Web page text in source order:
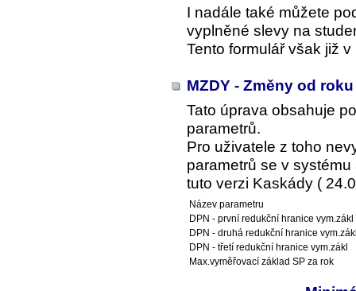
I nadále také můžete
vyplněné slevy na
Tento formulář však již
MZDY - Změny od
Tato úprava obsahuje
parametrů.
Pro uživatele z toho
parametrů se v
tuto verzi Kaskády (
Název parametru
DPN - první redukční hranice vym.zákl
DPN - druhá redukční hranice
DPN - třetí redukční hranice vym.zákl
Max.vyměřovací základ SP za rok